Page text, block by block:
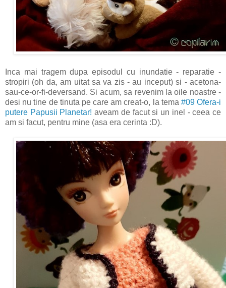
Inca mai tragem dupa episodul cu inundatie - reparatie -
stropiri (oh da, am uitat sa va zis - au inceput) si - acetona-
sau-ce-or-fi-deversand. Si acum, sa revenim la oile noastre -
desi nu tine de tinuta pe care am creat-o, la tema #09 Ofera-i
putere Papusii Planetar! aveam de facut si un inel - ceea ce
am si facut, pentru mine (asa era cerinta :D).